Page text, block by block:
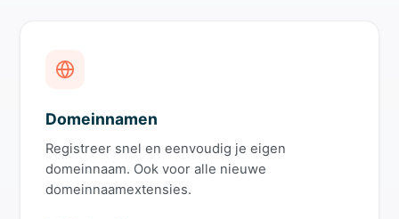
Domeinnamen
Registreer snel en eenvoudig je eigen
domeinnaam. Ook voor alle nieuwe
domeinnaamextensies.